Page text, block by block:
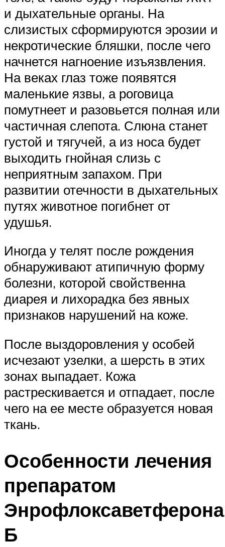
и дыхательные органы. На
слизистых сформируются эрозии и
некротические бляшки, после чего
начнется нагноение изъязвления.
На веках глаз тоже появятся
маленькие язвы, а роговица
помутнеет и разовьется полная или
частичная слепота. Слюна станет
густой и тягучей, а из носа будет
выходить гнойная слизь с
неприятным запахом. При
развитии отечности в дыхательных
путях животное погибнет от
удушья.
Иногда у телят после рождения
обнаруживают атипичную форму
болезни, которой свойственна
диарея и лихорадка без явных
признаков нарушений на коже.
После выздоровления у особей
исчезают узелки, а шерсть в этих
зонах выпадает. Кожа
растрескивается и отпадает, после
чего на ее месте образуется новая
ткань.
Особенности лечения
препаратом
Б